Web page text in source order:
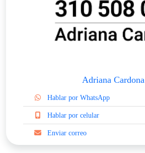
Adriana Cardona
Hablar por WhatsApp
Hablar por celular
Enviar correo